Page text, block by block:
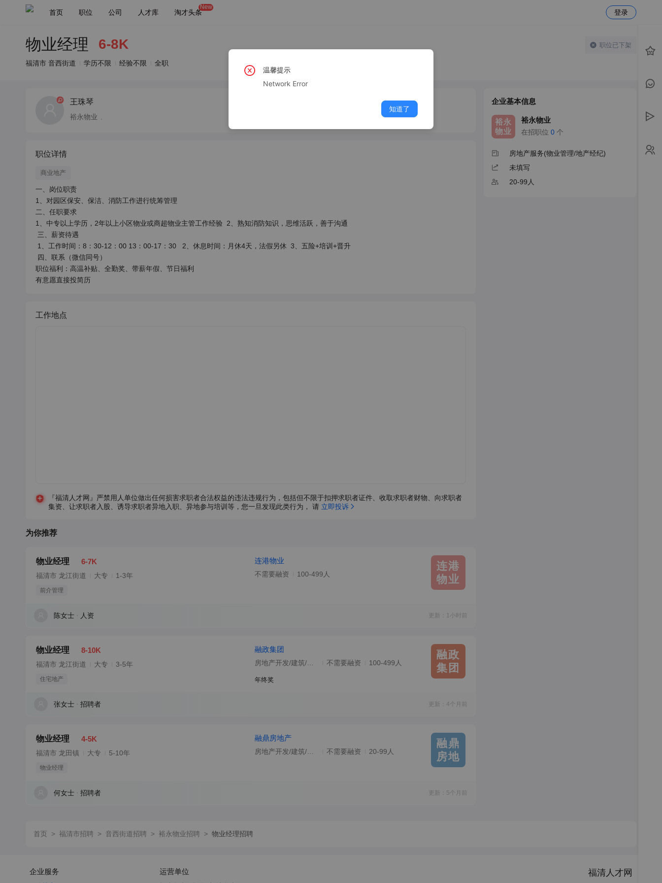
首页 职位 公司 人才库 淘才头条
New
登录
物业经理 6-8K
福清市 音西街道 学历不限 经验不限 全职
职位已下架
王珠琴
裕永物业
职位详情
商业地产
一、岗位职责
1、对园区保安、保洁、消防工作进行统筹管理
二、任职要求
1、中专以上学历，2年以上小区物业或商超物业主管工作经验  2、熟知消防知识，思维活跃，善于沟通
职位福利：高温补贴、全勤奖、带薪年假、节日福利
有意愿直接投简历
工作地点
『福清人才网』严禁用人单位做出任何损害求职者合法权益的违法违规行为，包括但不限于扣押求职者证件、收取求职者财物、向求职者
集资、让求职者入股、诱导求职者异地入职、异地参与培训等，您一旦发现此类行为， 请 立即投诉
为你推荐
物业经理 6-7K
福清市 龙江街道 大专 1-3年
前介管理
连港物业
不需要融资 100-499人
连港
物业
陈女士 人资 更新：1小时前
物业经理 8-10K
福清市 龙江街道 大专 3-5年
住宅地产
融政集团
不需要融资 100-499人
年终奖
融政
集团
张女士 招聘者 更新：4个月前
物业经理 4-5K
福清市 龙田镇 大专 5-10年
物业经理
融鼎房地产
不需要融资 20-99人
融鼎
房地
何女士 招聘者 更新：5个月前
企业基本信息
裕永
物业
裕永物业
在招职位 0 个
房地产服务(物业管理/地产经纪)
未填写
20-99人
首页 > 福清市招聘 > 音西街道招聘 > 裕永物业招聘 > 物业经理招聘
企业服务 运营单位 福清人才网
温馨提示
Network Error
知道了